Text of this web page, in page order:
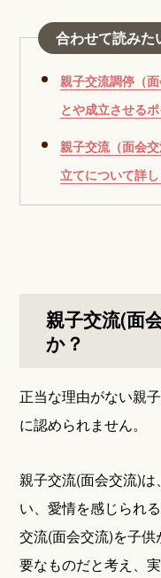
合わせて読みた
親子交流調停（
とや成立させる
親子交流（面会
立てについて詳
親子交流(面
か？
正当な理由がない親
に認められません。
親子交流(面会交流)
い、愛情を感じられ
交流(面会交流)を子
要なものだと考え、